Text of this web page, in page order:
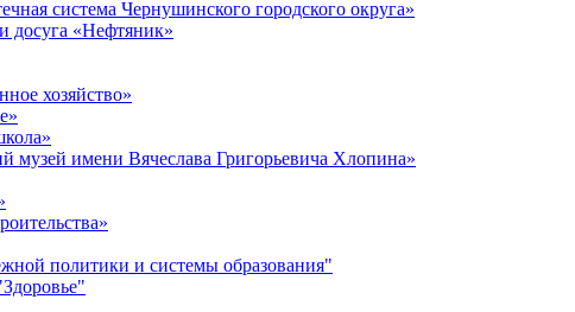
система Чернушинского городского округа»
досуга «Нефтяник»
хозяйство»
музей имени Вячеслава Григорьевича Хлопина»
политики и системы образования"